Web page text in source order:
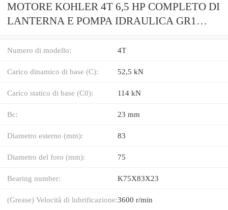
MOTORE KOHLER 4T 6,5 HP COMPLETO DI
LANTERNA E POMPA IDRAULICA GR1
Numero di modello: 4T
Carico dinamico di base (C): 52,5 kN
Carico statico di base (C0): 114 kN
Bc: 23 mm
Diametro esterno (mm): 83
Diametro del foro (mm): 75
Bearing number: K75X83X23
(Grease) Velocità di lubrificazione:3600 r/min